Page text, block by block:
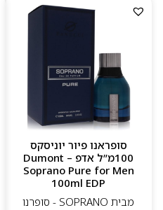
סופראנו פיור יוניסקס
100מ”ל אדפ – Dumont
Soprano Pure for Men
100ml EDP
מבית SOPRANO - סופרנו